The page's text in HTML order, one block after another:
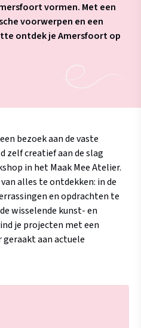
vormen. Met een
voorwerpen en een
ontdek je Amersfoort op
bezoek aan de vaste
creatief aan de slag
in het Maak Mee Atelier.
alles te ontdekken: in de
en opdrachten te
wisselende kunst- en
je projecten met een
aan actuele